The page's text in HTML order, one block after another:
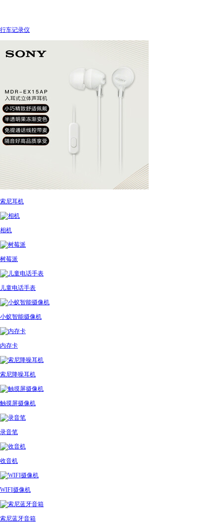
行车记录仪
索尼耳机
相机
树莓派
儿童电话手表
小蚁智能摄像机
内存卡
索尼降噪耳机
触摸屏摄像机
录音笔
收音机
WIFI摄像机
索尼蓝牙音箱